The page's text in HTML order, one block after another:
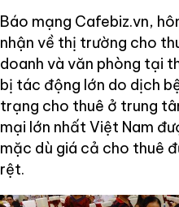
Báo mạng Cafebiz.vn,
nhận về thị trường cho
doanh và văn phòng tại
bị tác động lớn do dịch
trạng cho thuê ở trung
mại lớn nhất Việt Nam
mặc dù giá cả cho thuê
rệt.